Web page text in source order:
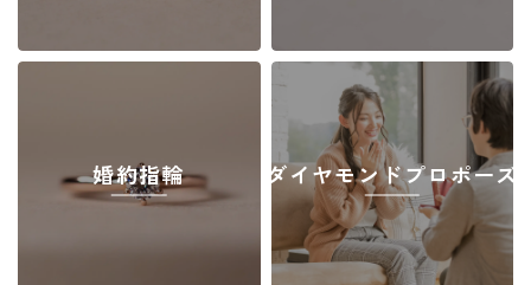
婚約指輪 ダイヤモンドプロポーズ